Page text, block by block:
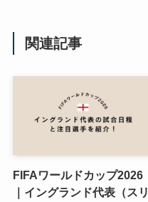
関連記事
FIFAワールドカップ2026
｜イングランド代表（スリ